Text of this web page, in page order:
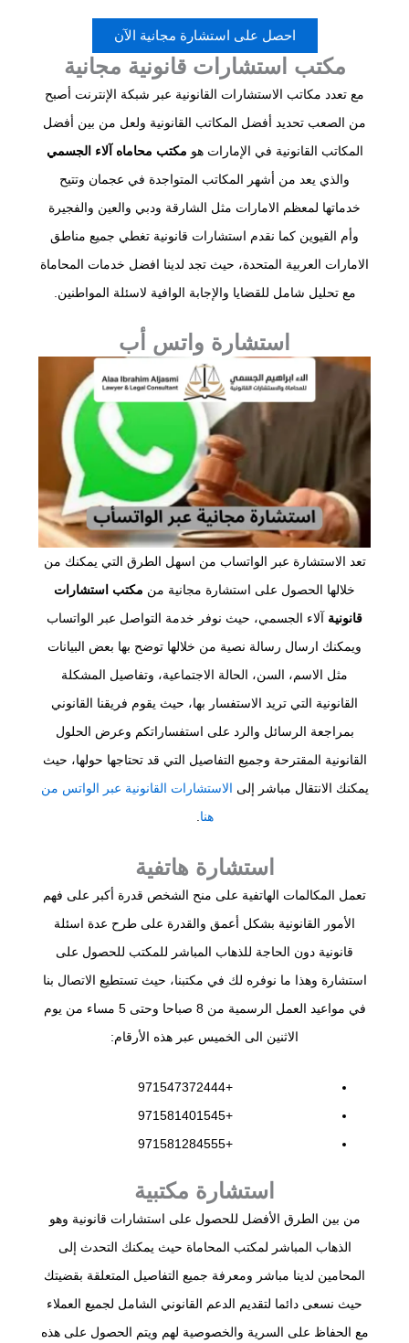
احصل على استشارة مجانية الآن
مكتب استشارات قانونية مجانية
مع تعدد مكاتب الاستشارات القانونية عبر شبكة الإنترنت أصبح
من الصعب تحديد أفضل المكاتب القانونية ولعل من بين أفضل
المكاتب القانونية في الإمارات هو مكتب محاماه آلاء الجسمي
والذي يعد من أشهر المكاتب المتواجدة في عجمان وتتيح
خدماتها لمعظم الامارات مثل الشارقة ودبي والعين والفجيرة
وأم القيوين كما نقدم استشارات قانونية تغطي جميع مناطق
الامارات العربية المتحدة، حيث تجد لدينا افضل خدمات المحاماة
مع تحليل شامل للقضايا والإجابة الوافية لاسئلة المواطنين.
استشارة واتس أب
تعد الاستشارة عبر الواتساب من اسهل الطرق التي يمكنك من
خلالها الحصول على استشارة مجانية من مكتب استشارات
قانونية آلاء الجسمي، حيث نوفر خدمة التواصل عبر الواتساب
ويمكنك ارسال رسالة نصية من خلالها توضح بها بعض البيانات
مثل الاسم، السن، الحالة الاجتماعية، وتفاصيل المشكلة
القانونية التي تريد الاستفسار بها، حيث يقوم فريقنا القانوني
بمراجعة الرسائل والرد على استفساراتكم وعرض الحلول
القانونية المقترحة وجميع التفاصيل التي قد تحتاجها حولها، حيث
يمكنك الانتقال مباشر إلى الاستشارات القانونية عبر الواتس من
هنا.
استشارة هاتفية
تعمل المكالمات الهاتفية على منح الشخص قدرة أكبر على فهم
الأمور القانونية بشكل أعمق والقدرة على طرح عدة اسئلة
قانونية دون الحاجة للذهاب المباشر للمكتب للحصول على
استشارة وهذا ما نوفره لك في مكتبنا، حيث تستطيع الاتصال بنا
في مواعيد العمل الرسمية من 8 صباحا وحتى 5 مساء من يوم
الاثنين الى الخميس عبر هذه الأرقام:
+971547372444
+971581401545
+971581284555
استشارة مكتبية
من بين الطرق الأفضل للحصول على استشارات قانونية وهو
الذهاب المباشر لمكتب المحاماة حيث يمكنك التحدث إلى
المحامين لدينا مباشر ومعرفة جميع التفاصيل المتعلقة بقضيتك
حيث نسعى دائما لتقديم الدعم القانوني الشامل لجميع العملاء
مع الحفاظ على السرية والخصوصية لهم ويتم الحصول على هذه